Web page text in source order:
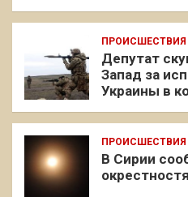
ПРОИСШЕСТВИЯ
Депутат
Запад за
Украины в
ПРОИСШЕСТВИЯ
В Сирии